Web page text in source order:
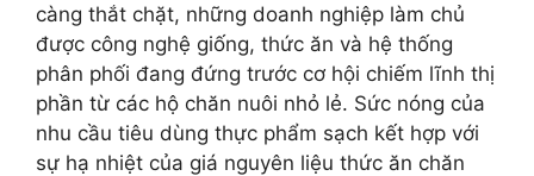
càng thắt chặt, những doanh nghiệp làm chủ
được công nghệ giống, thức ăn và hệ thống
phân phối đang đứng trước cơ hội chiếm lĩnh thị
phần từ các hộ chăn nuôi nhỏ lẻ. Sức nóng của
nhu cầu tiêu dùng thực phẩm sạch kết hợp với
sự hạ nhiệt của giá nguyên liệu thức ăn chăn